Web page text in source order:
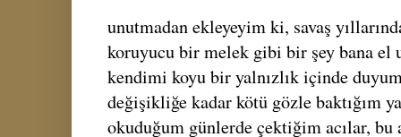
unutmadan ekleyeyim ki, savaş
koruyucu bir melek gibi bir şey bana el
kendimi koyu bir yalnızlık içinde
değişikliğe kadar kötü gözle baktığım
okuduğum günlerde çektiğim acılar, bu